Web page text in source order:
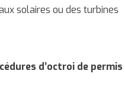
solaires ou des turbines
d’octroi de permis